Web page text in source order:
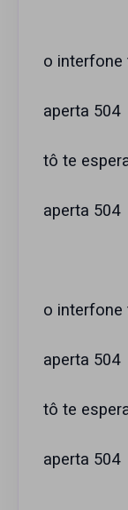
o interfone
aperta 504
tô te
aperta 504
o interfone
aperta 504
tô te
aperta 504